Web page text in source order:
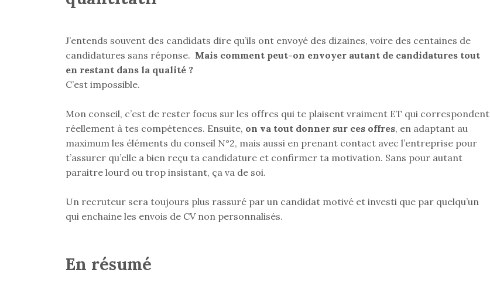
J’entends souvent des candidats dire qu’ils ont envoyé des dizaines, voire des centaines de
candidatures sans réponse. Mais comment peut-on envoyer autant de candidatures tout
en restant dans la qualité ?
C’est impossible.
Mon conseil, c’est de rester focus sur les offres qui te plaisent vraiment ET qui correspondent
réellement à tes compétences. Ensuite, on va tout donner sur ces offres, en adaptant au
maximum les éléments du conseil N°2, mais aussi en prenant contact avec l’entreprise pour
t’assurer qu’elle a bien reçu ta candidature et confirmer ta motivation. Sans pour autant
paraitre lourd ou trop insistant, ça va de soi.
Un recruteur sera toujours plus rassuré par un candidat motivé et investi que par quelqu’un
qui enchaine les envois de CV non personnalisés.
En résumé